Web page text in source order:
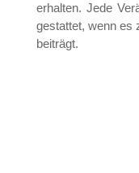
erhalten. Jede
gestattet, wenn es
beiträgt.